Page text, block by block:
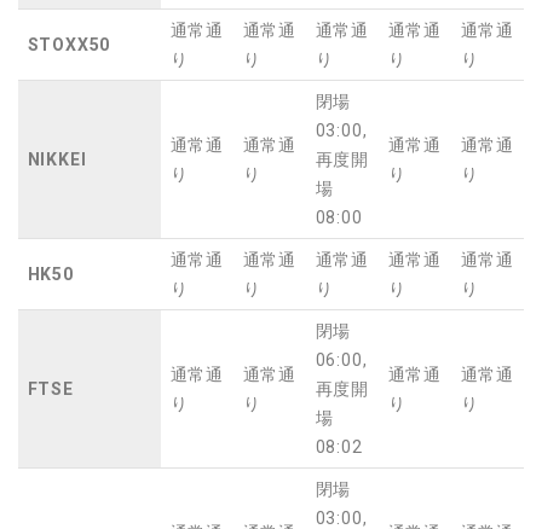
STOXX50
通常通
り
通常通
り
通常通
り
通常通
り
通常通
り
NIKKEI
通常通
り
通常通
り
閉場
03:00,
再度開
場
08:00
通常通
り
通常通
り
HK50
通常通
り
通常通
り
通常通
り
通常通
り
通常通
り
FTSE
通常通
り
通常通
り
閉場
06:00,
再度開
場
08:02
通常通
り
通常通
り
閉場
03:00,